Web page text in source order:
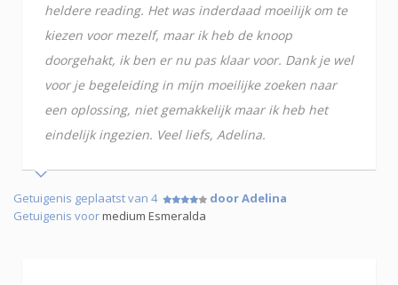
heldere reading. Het was inderdaad moeilijk om te
kiezen voor mezelf, maar ik heb de knoop
doorgehakt, ik ben er nu pas klaar voor. Dank je wel
voor je begeleiding in mijn moeilijke zoeken naar
een oplossing, niet gemakkelijk maar ik heb het
eindelijk ingezien. Veel liefs, Adelina.
Getuigenis geplaatst van 4
door Adelina
Getuigenis voormedium Esmeralda